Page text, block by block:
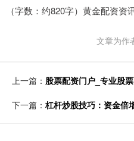
（字数：约820字）黄金配资资
文章为作
上一篇： 股票配资门户_专业股
下一篇： 杠杆炒股技巧：资金倍